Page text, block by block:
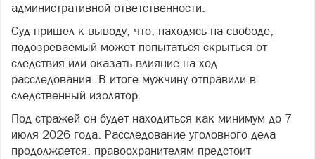
административной ответственности.
Суд пришел к выводу, что, находясь на свободе,
подозреваемый может попытаться скрыться от
следствия или оказать влияние на ход
расследования. В итоге мужчину отправили в
следственный изолятор.
Под стражей он будет находиться как минимум до 7
июля 2026 года. Расследование уголовного дела
продолжается, правоохранителям предстоит